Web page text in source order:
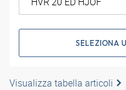
SELEZIONA
Visualizza tabella articoli